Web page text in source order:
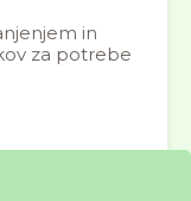
in
za potrebe